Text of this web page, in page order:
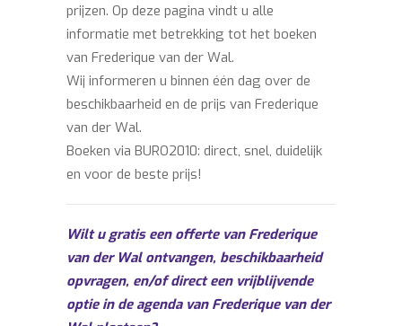
prijzen. Op deze pagina vindt u alle
informatie met betrekking tot het boeken
van Frederique van der Wal.
Wij informeren u binnen één dag over de
beschikbaarheid en de prijs van Frederique
van der Wal.
Boeken via BURO2010: direct, snel, duidelijk
en voor de beste prijs!
Wilt u gratis een offerte van Frederique
van der Wal ontvangen, beschikbaarheid
opvragen, en/of direct een vrijblijvende
optie in de agenda van Frederique van der